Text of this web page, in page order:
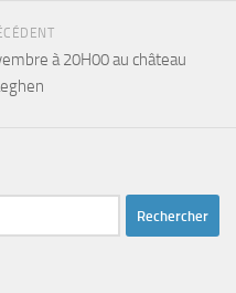
à 20H00 au château